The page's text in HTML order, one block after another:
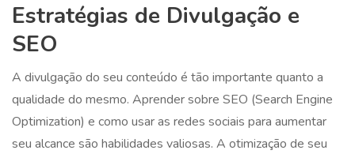
Estratégias de Divulgação e
SEO
A divulgação do seu conteúdo é tão importante quanto a
qualidade do mesmo. Aprender sobre SEO (Search Engine
Optimization) e como usar as redes sociais para aumentar
seu alcance são habilidades valiosas. A otimização de seu